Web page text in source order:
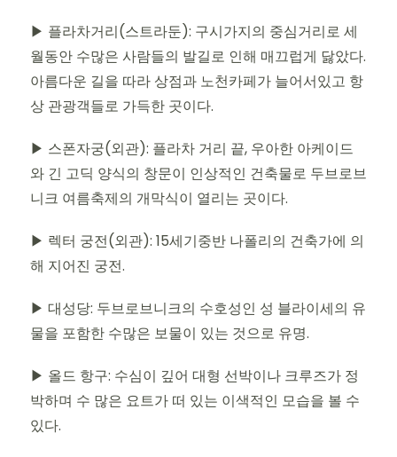
▶ 플라차거리(스트라둔): 구시가지의 중심거리로 세
월동안 수많은 사람들의 발길로 인해 매끄럽게 닳았다.
아름다운 길을 따라 상점과 노천카페가 늘어서있고 항
상 관광객들로 가득한 곳이다.
▶ 스폰자궁(외관): 플라차 거리 끝, 우아한 아케이드
와 긴 고딕 양식의 창문이 인상적인 건축물로 두브로브
니크 여름축제의 개막식이 열리는 곳이다.
▶ 렉터 궁전(외관): 15세기중반 나폴리의 건축가에 의
해 지어진 궁전.
▶ 대성당: 두브로브니크의 수호성인 성 블라이세의 유
물을 포함한 수많은 보물이 있는 것으로 유명.
▶ 올드 항구: 수심이 깊어 대형 선박이나 크루즈가 정
박하며 수 많은 요트가 떠 있는 이색적인 모습을 볼 수
있다.